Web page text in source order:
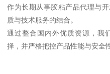
作为长期从事胶粘产品代理与
质与技术服务的结合。
通过整合国内外优质资源，我
择，并严格把控产品性能与安全